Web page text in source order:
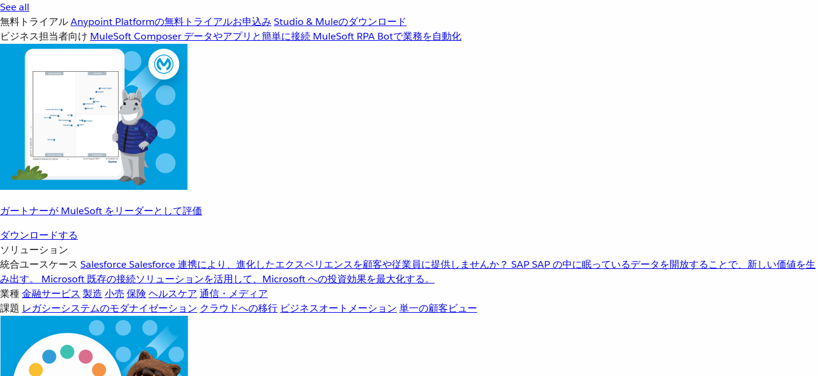
See all
無料トライアルAnypoint Platformの無料トライアルお申込み Studio & Muleのダウンロード
ビジネス担当者向け MuleSoft Composer データやアプリと簡単に接続 MuleSoft RPA Botで業務を自動化
ガートナーが MuleSoft をリーダーとして評価
ダウンロードする
ソリューション
統合ユースケース SalesforceSalesforce 連携により、進化したエクスペリエンスを顧客や従業員に提供しませんか？ SAPSAP の中に眠っているデータを開放することで、新しい価値を生
み出す。
Microsoft 既存の接続ソリューションを活用して、Microsoft への投資効果を最大化する。
業種金融サービス 製造 小売 保険 ヘルスケア 通信・メディア
課題 レガシーシステムのモダナイゼーション クラウドへの移行 ビジネスオートメーション 単一の顧客ビュー